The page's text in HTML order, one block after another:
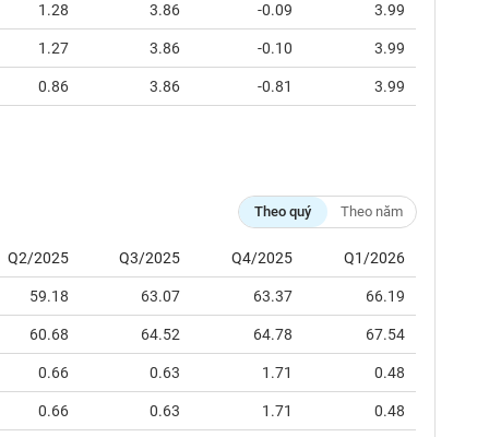
1.28 3.86 -0.09 3.99
1.27 3.86 -0.10 3.99
0.86 3.86 -0.81 3.99
Theo quý Theo năm
Q2/2025 Q3/2025 Q4/2025 Q1/2026
59.18 63.07 63.37 66.19
60.68 64.52 64.78 67.54
0.66 0.63 1.71 0.48
0.66 0.63 1.71 0.48